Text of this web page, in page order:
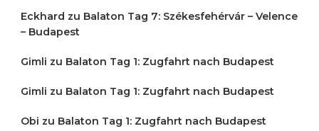
Eckhard zu Balaton Tag 7: Székesfehérvár – Velence
– Budapest
Gimli zu Balaton Tag 1: Zugfahrt nach Budapest
Gimli zu Balaton Tag 1: Zugfahrt nach Budapest
Obi zu Balaton Tag 1: Zugfahrt nach Budapest